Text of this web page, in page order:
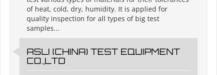
of heat, cold, dry, humidity. It is applied for
quality inspection for all types of big test
samples...
ASLI (CHINA) TEST EQUIPMENT
CO.,LTD